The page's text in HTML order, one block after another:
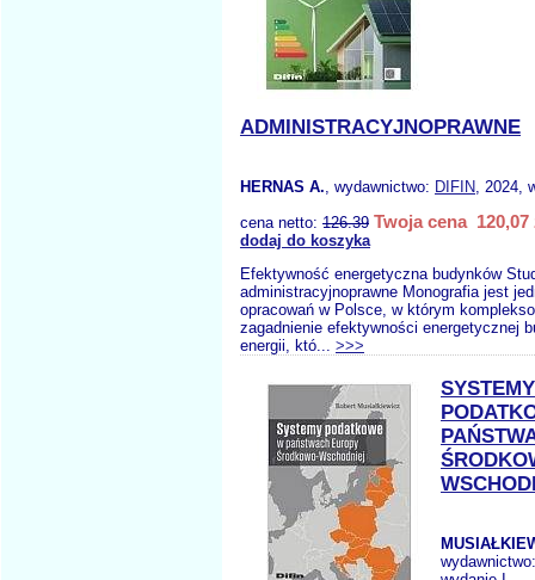
ADMINISTRACYJNOPRAWNE
HERNAS A., wydawnictwo: DIFIN, 2024,
cena netto: 126.39 Twoja cena 120,07
dodaj do koszyka
Efektywność energetyczna budynków
administracyjnoprawne Monografia jest
opracowań w Polsce, w którym
zagadnienie efektywności energetycznej
energii, któ... >>>
SYSTEMY